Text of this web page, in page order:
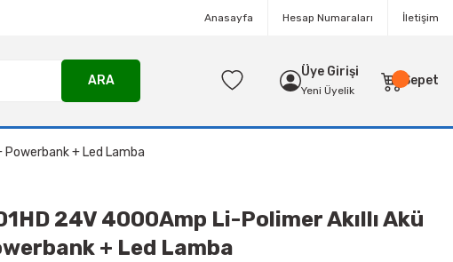
Anasayfa Hesap Numaraları İletişim
ARA
Üye Girişi
Yeni Üyelik
Sepet
Powerbank + Led Lamba
24V 4000Amp Li-Polimer Akıllı Akü
+ Led Lamba